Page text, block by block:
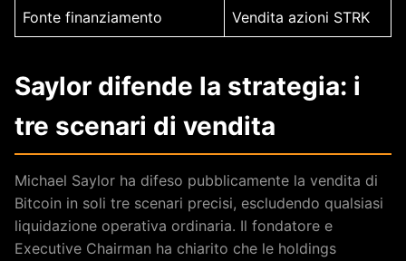
Fonte finanziamento Vendita azioni STRK
Saylor difende la strategia: i
tre scenari di vendita
Michael Saylor ha difeso pubblicamente la vendita di
Bitcoin in soli tre scenari precisi, escludendo qualsiasi
liquidazione operativa ordinaria. Il fondatore e
Executive Chairman ha chiarito che le holdings